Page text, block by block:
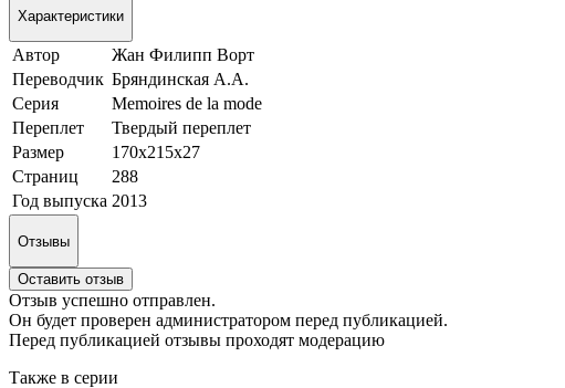
Характеристики
Автор
Жан Филипп Ворт
Переводчик Бряндинская А.А.
Серия
Mеmoires de la mode
Переплет
Твердый переплет
Размер
170х215х27
Страниц
288
Год выпуска 2013
Отзывы
Оставить отзыв
Отзыв успешно отправлен.
Он будет проверен администратором перед публикацией.
Перед публикацией отзывы проходят модерацию
Также в серии